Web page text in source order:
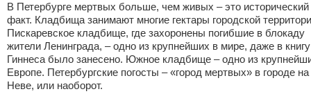
В Петербурге мертвых больше, чем живых – это исторический
факт. Кладбища занимают многие гектары городской
Пискаревское кладбище, где захоронены погибшие в блокаду
жители Ленинграда, – одно из крупнейших в мире, даже в книгу
Гиннеса было занесено. Южное кладбище – одно из
Европе. Петербургские погосты – «город мертвых» в городе на
Неве, или наоборот.